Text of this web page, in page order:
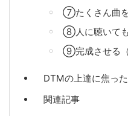
⑦たくさん曲を
⑧人に聴いて
⑨完成させる（
DTMの上達に焦っ
関連記事